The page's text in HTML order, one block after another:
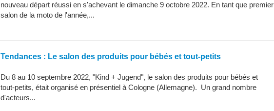
nouveau départ réussi en s'achevant le dimanche 9 octobre 2022. En tant que premier
salon de la moto de l'année,...
Tendances : Le salon des produits pour bébés et tout-petits
Du 8 au 10 septembre 2022, "Kind + Jugend", le salon des produits pour bébés et
tout-petits, était organisé en présentiel à Cologne (Allemagne). Un grand nombre
d'acteurs...